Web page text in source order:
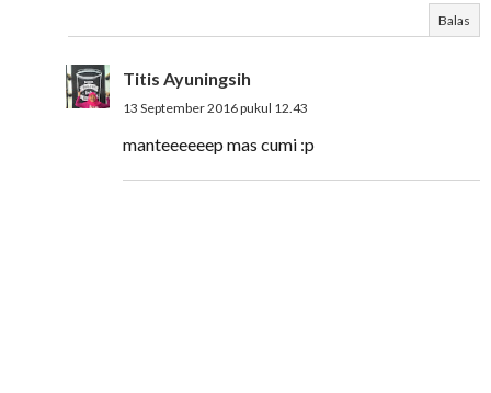
Balas
Titis Ayuningsih
13 September 2016 pukul 12.43
manteeeeeep mas cumi :p